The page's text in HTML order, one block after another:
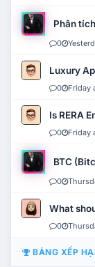
Phân
0
Luxury
0 Friday
Is RERA
0 Friday
BTC
0
What
0
BẢNG XẾP